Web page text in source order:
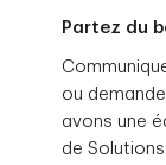
possible
perdre de
banque
et Clover
paiement
Partez du
ou
avons une
de Solutions